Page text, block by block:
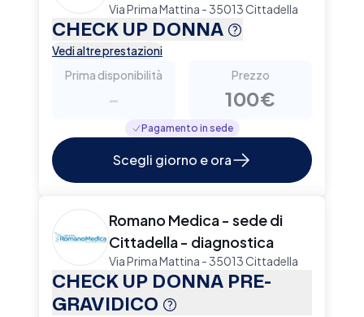
Via Prima Mattina - 35013 Cittadella
CHECK UP DONNA
Vedi altre prestazioni
Prima disponibilità
-
Prezzo
100€
Pagamento in sede
Scegli giorno e ora
Romano Medica - sede di
Cittadella - diagnostica
Via Prima Mattina - 35013 Cittadella
CHECK UP DONNA PRE-
GRAVIDICO